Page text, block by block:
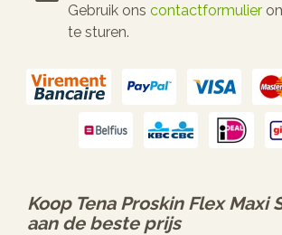
Gebruik ons contactformulier
te sturen.
Koop Tena Proskin Flex Maxi
aan de beste prijs